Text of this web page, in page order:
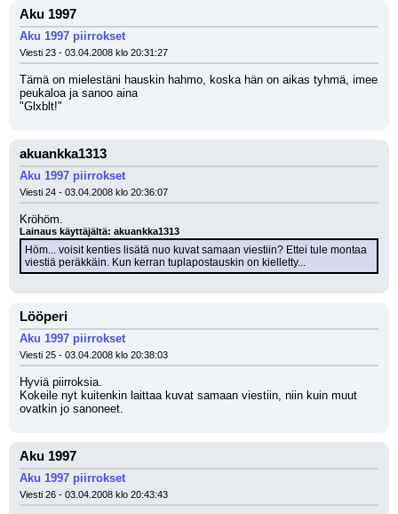
Aku 1997
Aku 1997 piirrokset
Viesti 23 - 03.04.2008 klo 20:31:27
Tämä on mielestäni hauskin hahmo, koska hän on aikas tyhmä, imee
peukaloa ja sanoo aina
"Glxblt!"
akuankka1313
Aku 1997 piirrokset
Viesti 24 - 03.04.2008 klo 20:36:07
Kröhöm.
Lainaus käyttäjältä: akuankka1313
Höm... voisit kenties lisätä nuo kuvat samaan viestiin? Ettei tule montaa
viestiä peräkkäin. Kun kerran tuplapostauskin on kielletty...
Lööperi
Aku 1997 piirrokset
Viesti 25 - 03.04.2008 klo 20:38:03
Hyviä piirroksia.
Kokeile nyt kuitenkin laittaa kuvat samaan viestiin, niin kuin muut
ovatkin jo sanoneet.
Aku 1997
Aku 1997 piirrokset
Viesti 26 - 03.04.2008 klo 20:43:43